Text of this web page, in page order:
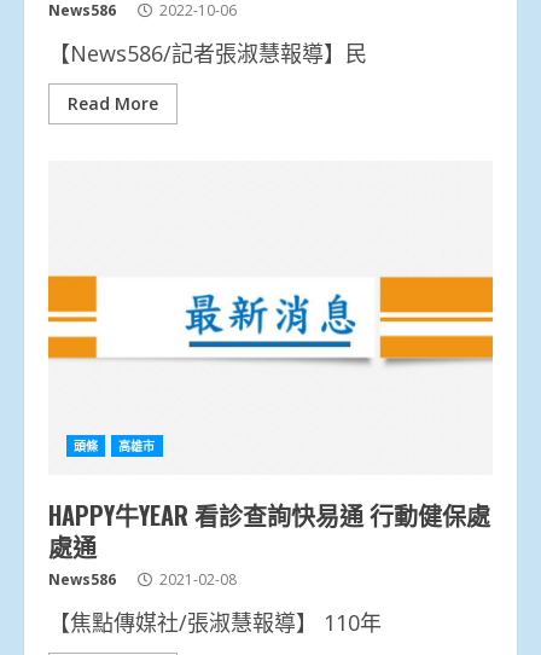
News586 2022-10-06
【News586/記者張淑慧報導】民
Read More
頭條 高雄市
HAPPY牛YEAR 看診查詢快易通 行動健保處
處通
News586 2021-02-08
【焦點傳媒社/張淑慧報導】 110年